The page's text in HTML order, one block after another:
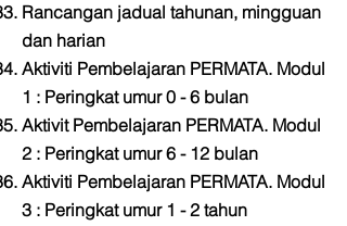
Rancangan jadual tahunan, mingguan
dan harian
Aktiviti Pembelajaran PERMATA. Modul
1 : Peringkat umur 0 - 6 bulan
Aktivit Pembelajaran PERMATA. Modul
2 : Peringkat umur 6 - 12 bulan
Aktiviti Pembelajaran PERMATA. Modul
3 : Peringkat umur 1 - 2 tahun